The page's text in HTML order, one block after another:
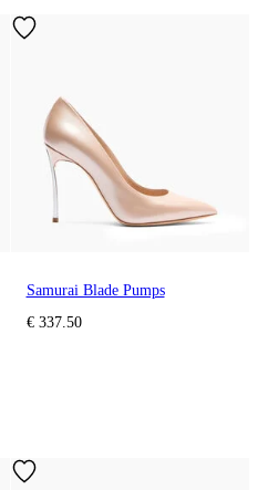
Samurai Blade Pumps
€ 337.50